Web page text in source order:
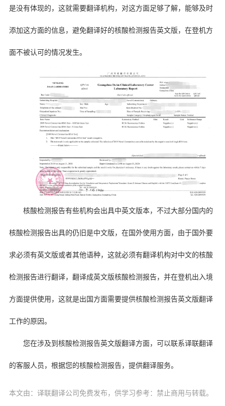
是没有体现的，这就需要翻译机构，对这方面足够了解，能够及时
添加这方面的信息，避免翻译好的核酸检测报告英文版，在登机方
面不被认可的情况发生。
核酸检测报告有些机构会出具中英文版本，不过大部分国内的
核酸检测报告出具的仍旧是中文版，在国外使用方面，由于国外要
求必须有英文版或者其他语种，这就必须有翻译机构对中文的核酸
检测报告进行翻译，翻译成英文版核酸检测报告，并在登机出入境
方面提供使用，这就是出国方面需要提供核酸检测报告英文版翻译
工作的原因。
您在涉及到核酸检测报告英文版翻译方面，可以联系译联翻译
的客服人员，根据您的核酸检测报告，提供翻译服务。
本文由：译联翻译公司免费发布，供学习参考：禁止商用与转载。